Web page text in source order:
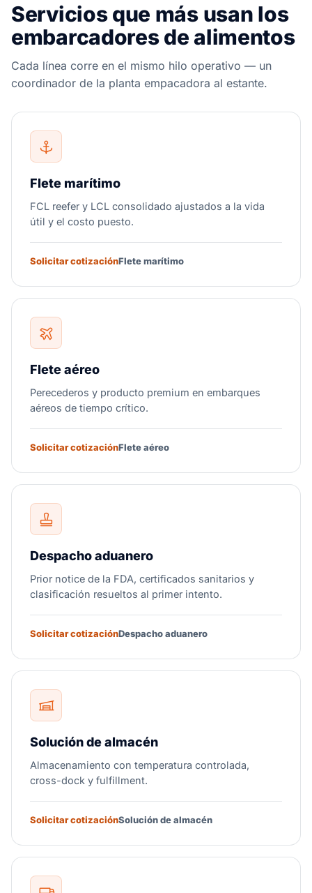
Servicios que más usan los
embarcadores de alimentos
Cada línea corre en el mismo hilo operativo — un
coordinador de la planta empacadora al estante.
Flete marítimo
FCL reefer y LCL consolidado ajustados a la vida
útil y el costo puesto.
Solicitar cotizaciónFlete marítimo
Flete aéreo
Perecederos y producto premium en embarques
aéreos de tiempo crítico.
Solicitar cotizaciónFlete aéreo
Despacho aduanero
Prior notice de la FDA, certificados sanitarios y
clasificación resueltos al primer intento.
Solicitar cotizaciónDespacho aduanero
Solución de almacén
Almacenamiento con temperatura controlada,
cross-dock y fulfillment.
Solicitar cotizaciónSolución de almacén